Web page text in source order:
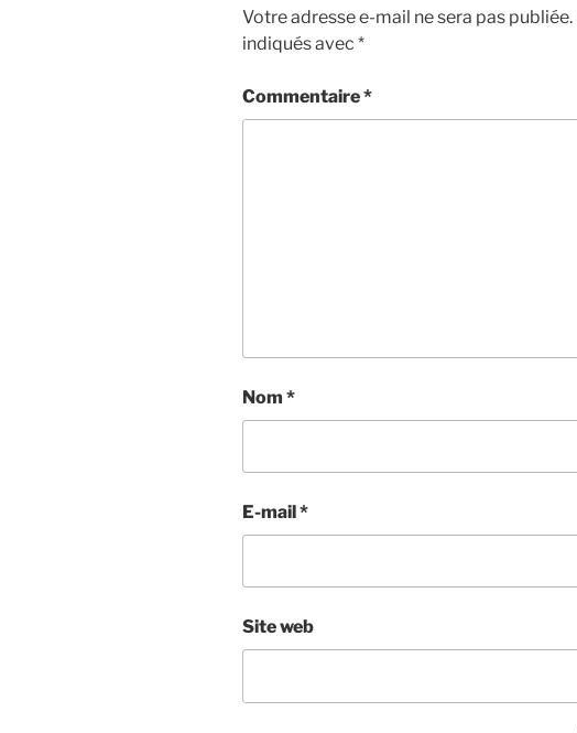
Votre adresse e-mail ne sera pas publiée.
indiqués avec *
Commentaire*
Nom *
E-mail*
Site web